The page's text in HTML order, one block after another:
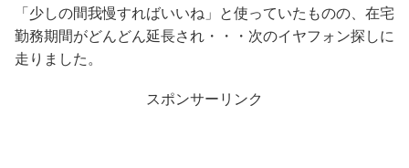
「少しの間我慢すればいいね」と使っていたものの、在宅
勤務期間がどんどん延長され・・・次のイヤフォン探しに
走りました。
スポンサーリンク